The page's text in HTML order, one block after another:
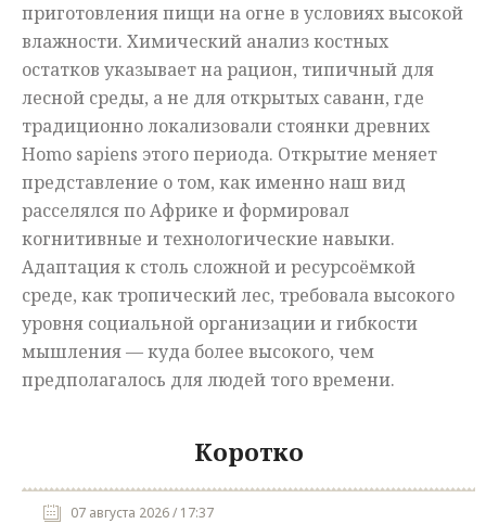
приготовления пищи на огне в условиях высокой
влажности. Химический анализ костных
остатков указывает на рацион, типичный для
лесной среды, а не для открытых саванн, где
традиционно локализовали стоянки древних
Homo sapiens этого периода. Открытие меняет
представление о том, как именно наш вид
расселялся по Африке и формировал
когнитивные и технологические навыки.
Адаптация к столь сложной и ресурсоёмкой
среде, как тропический лес, требовала высокого
уровня социальной организации и гибкости
мышления — куда более высокого, чем
предполагалось для людей того времени.
Коротко
07 августа 2026 / 17:37